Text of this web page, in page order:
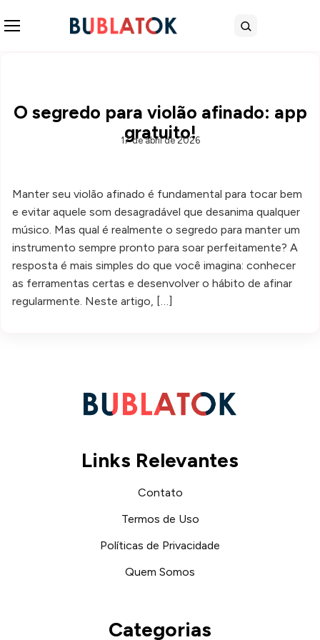
Buscar
O segredo para violão afinado: app
gratuito!
17 de abril de 2026
Manter seu violão afinado é fundamental para tocar bem
e evitar aquele som desagradável que desanima qualquer
músico. Mas qual é realmente o segredo para manter um
instrumento sempre pronto para soar perfeitamente? A
resposta é mais simples do que você imagina: conhecer
as ferramentas certas e desenvolver o hábito de afinar
regularmente. Neste artigo, […]
Links Relevantes
Contato
Termos de Uso
Políticas de Privacidade
Quem Somos
Categorias